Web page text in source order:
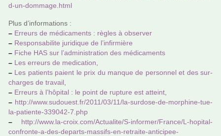
d-un-dom­mage.html
Plus d’infor­ma­tions :
– Erreurs de médi­ca­ments : règles à obser­ver
– Responsabilite juri­di­que de l’infir­mière
– Fiche HAS sur l’admi­nis­tra­tion des médi­ca­ments
– Les erreurs de medi­ca­tion
– Les patients paient le prix du manque de per­son­nel et des sur­
char­ges de tra­vail
– Erreurs à l’hôpi­tal : le point de rup­ture est atteint
– http://www.sudouest.fr/2011/03/11/la-sur­dose-de-mor­phine-tue-
la-patiente-339042-7.php
–
http://www.la-croix.com/Actualite/S-infor­mer/France/L-hopi­tal-
confronte-a-des-departs-mas­sifs-en-retraite-anti­ci­pee-